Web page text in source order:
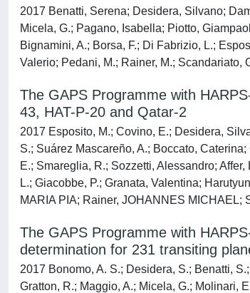
2017 Benatti, Serena; Desidera, Silvano;
Micela, G.; Pagano, Isabella; Piotto,
Bignamini, A.; Borsa, F.; Di Fabrizio, L.;
Valerio; Pedani, M.; Rainer, M.; Scandariato,
The GAPS Programme with
43, HAT-P-20 and Qatar-2
2017 Esposito, M.; Covino, E.; Desidera,
S.; Suárez Mascareño, A.; Boccato,
E.; Smareglia, R.; Sozzetti, Alessandro;
L.; Giacobbe, P.; Granata, Valentina;
MARIA PIA; Rainer, JOHANNES MICHAEL;
The GAPS Programme with
determination for 231 transiting
2017 Bonomo, A. S.; Desidera, S.; Benatti,
Gratton, R.; Maggio, A.; Micela, G.; Molinari,